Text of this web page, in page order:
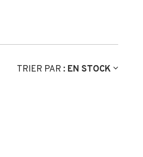
TRIER PAR : EN STOCK